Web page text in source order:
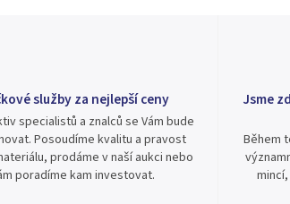
služby za nejlepší ceny
specialistů a znalců se Vám bude
Posoudíme kvalitu a pravost
prodáme v naší aukci nebo
poradíme kam investovat.
Jsme
Během